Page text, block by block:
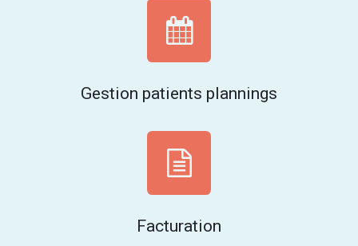
Gestion patients plannings
Facturation